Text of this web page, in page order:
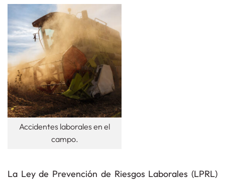
Accidentes laborales en el
campo.
La Ley de Prevención de Riesgos Laborales (LPRL)